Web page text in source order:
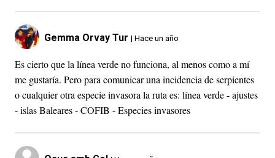
Gemma Orvay Tur | Hace un año
Es cierto que la línea verde no funciona, al menos como a mí
me gustaría. Pero para comunicar una incidencia de serpientes
o cualquier otra especie invasora la ruta es: línea verde - ajustes
- islas Baleares - COFIB - Especies invasores